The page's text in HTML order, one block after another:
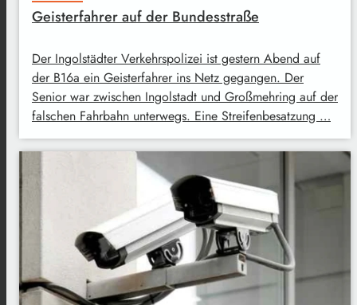
Geisterfahrer auf der Bundesstraße
Der Ingolstädter Verkehrspolizei ist gestern Abend auf
der B16a ein Geisterfahrer ins Netz gegangen. Der
Senior war zwischen Ingolstadt und Großmehring auf der
falschen Fahrbahn unterwegs. Eine Streifenbesatzung …